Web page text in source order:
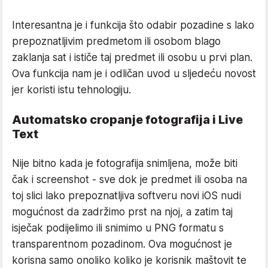
Interesantna je i funkcija što odabir pozadine s lako
prepoznatljivim predmetom ili osobom blago
zaklanja sat i ističe taj predmet ili osobu u prvi plan.
Ova funkcija nam je i odličan uvod u sljedeću novost
jer koristi istu tehnologiju.
Automatsko cropanje fotografija i Live
Text
Nije bitno kada je fotografija snimljena, može biti
čak i screenshot - sve dok je predmet ili osoba na
toj slici lako prepoznatljiva softveru novi iOS nudi
mogućnost da zadržimo prst na njoj, a zatim taj
isječak podijelimo ili snimimo u PNG formatu s
transparentnom pozadinom. Ova mogućnost je
korisna samo onoliko koliko je korisnik maštovit te